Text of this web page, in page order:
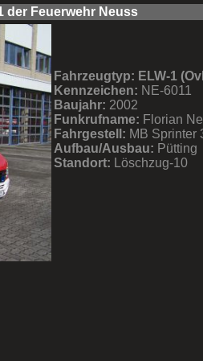
der Feuerwehr Neuss
Fahrzeugtyp: ELW-1
Kennzeichen: NE-6011
Baujahr: 2002
Funkrufname: Florian
Fahrgestell: MB Sprinter
Aufbau/Ausbau: Pütting
Standort: Löschzug-10